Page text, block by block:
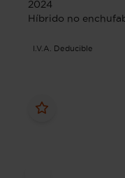
2024
Híbrido no
I.V.A. Deducible